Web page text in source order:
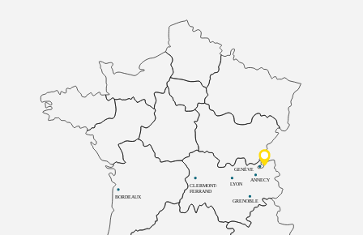
BORDEAUX
CLERMONT-
FERRAND
LYON
ANNECY
GRENOBLE
GENÈVE